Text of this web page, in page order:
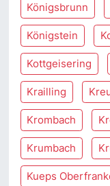
Königsbrunn
Königstein
Kottgeisering
Krailling
Krombach
Krumbach
Kueps